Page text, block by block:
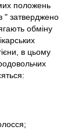
положень
" затверджено
обміну
в цьому